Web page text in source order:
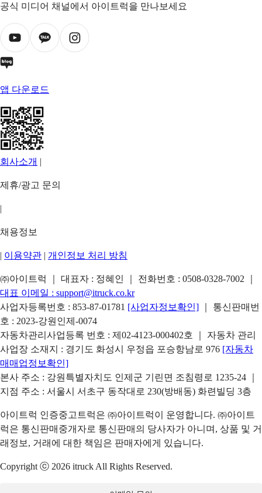
공식 미디어 채널에서 아이트럭을 만나보세요
앱 다운로드
회사소개 |
제휴/광고 문의
|
채용정보
| 이용약관 | 개인정보 처리 방침
㈜아이트럭 ｜ 대표자 : 정혜인 ｜ 전화번호 : 0508-0328-7002
대표 이메일 : support@itruck.co.kr
사업자등록번호 : 853-87-01781 [사업자정보확인]
｜ 통신판매번
호 : 2023-강원인제-0074
자동차관리사업등록 번호 : 제02-4123-000402호 ｜ 자동차 관리
사업장 소재지 : 경기도 화성시 우정읍 포승항남로 976 [자동차
매매업정보확인]
본사 주소 : 강원특별자치도 인제군 기린면 조침령로 1235-24 ｜
지점 주소 : 서울시 서초구 동작대로 230(방배동) 화련빌딩 3층
아이트럭 인증중고트럭은 ㈜아이트럭이 운영합니다. ㈜아이트
럭은 통신판매중개자로 통신판매의 당사자가 아니며, 상품 및 거
래정보, 거래에 대한 책임은 판매자에게 있습니다.
Copyright ⓒ 2026 itruck All Rights Reserved.